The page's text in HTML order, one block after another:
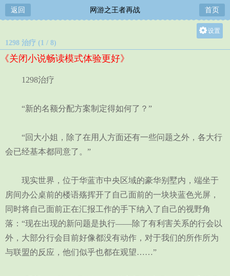
返回 网游之王者再战 首页
设置
1298 治疗 (1 / 8)
《关闭小说畅读模式体验更好》
1298治疗
“新的名额分配方案制定得如何了？”
“回大小姐，除了在用人方面还有一些问题之外，各大行
会已经基本都同意了。”
现实世界，位于华蓝市中央区域的豪华别墅内，端坐于
房间办公桌前的楼语殇挥开了自己面前的一块块蓝色光屏，
同时将自己面前正在汇报工作的手下纳入了自己的视野角
落：“现在出现的新问题是执行——除了有利害关系的行会以
外，大部分行会目前好像都没有动作，对于我们的所作所为
与联盟的反应，他们似乎也都在观望……”